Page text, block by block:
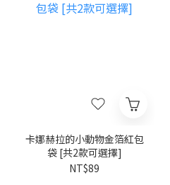
卡娜赫拉的小動物金箔紅包
袋 [共2款可選擇]
NT$89